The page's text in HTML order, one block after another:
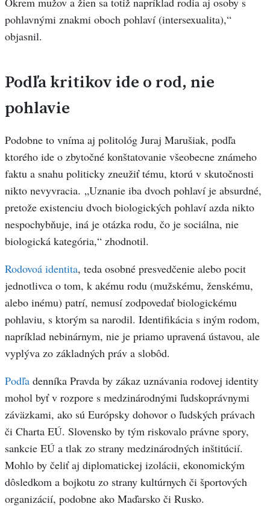
pohlavnými znakmi oboch pohlaví (intersexualita),“
objasnil.
Podľa kritikov ide o rod, nie
pohlavie
Podobne to vníma aj politológ Juraj Marušiak, podľa
ktorého ide o zbytočné konštatovanie všeobecne známeho
faktu a snahu politicky zneužiť tému, ktorú v skutočnosti
nikto nevyvracia. „Uznanie iba dvoch pohlaví je absurdné,
pretože existenciu dvoch biologických pohlaví azda nikto
nespochybňuje, iná je otázka rodu, čo je sociálna, nie
biologická kategória,“ zhodnotil.
Rodovoá identita, teda osobné presvedčenie alebo pocit
jednotlivca o tom, k akému rodu (mužskému, ženskému,
alebo inému) patrí, nemusí zodpovedať biologickému
pohlaviu, s ktorým sa narodil. Identifikácia s iným rodom,
napríklad nebinárnym, nie je priamo upravená ústavou, ale
vyplýva zo základných práv a slobôd.
Podľa denníka Pravda by zákaz uznávania rodovej identity
mohol byť v rozpore s medzinárodnými ľudskoprávnymi
záväzkami, ako sú Európsky dohovor o ľudských právach
či Charta EÚ. Slovensko by tým riskovalo právne spory,
sankcie EÚ a tlak zo strany medzinárodných inštitúcií.
Mohlo by čeliť aj diplomatickej izolácii, ekonomickým
dôsledkom a bojkotu zo strany kultúrnych či športových
organizácií, podobne ako Maďarsko či Rusko.